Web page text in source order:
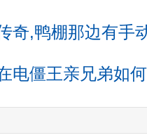
奇,鸭棚那边有手
电僵王亲兄弟如何